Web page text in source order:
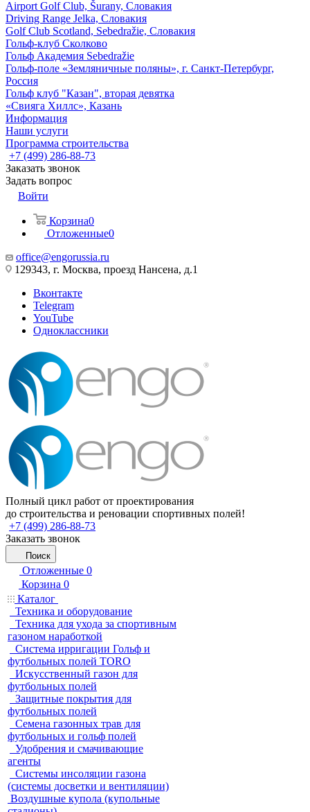
Airport Golf Club, Šurany, Словакия
Driving Range Jelka, Словакия
Golf Club Scotland, Sebedražie, Словакия
Гольф-клуб Сколково
Гольф Академия Sebedražie
Гольф-поле «Земляничные поляны», г. Санкт-Петербург,
Россия
Гольф клуб "Казан", вторая девятка
«Свияга Хиллс», Казань
Информация
Наши услуги
Программа строительства
+7 (499) 286-88-73
Заказать звонок
Задать вопрос
Войти
Корзина0
Отложенные0
office@engorussia.ru
129343, г. Москва, проезд Нансена, д.1
Вконтакте
Telegram
YouTube
Одноклассники
Полный цикл работ от проектирования
до строительства и реновации спортивных полей!
+7 (499) 286-88-73
Заказать звонок
Поиск
Отложенные 0
Корзина 0
Каталог
Техника и оборудование
Техника для ухода за спортивным
газоном наработкой
Система ирригации Гольф и
футбольных полей TORO
Искусственный газон для
футбольных полей
Защитные покрытия для
футбольных полей
Семена газонных трав для
футбольных и гольф полей
Удобрения и смачивающие
агенты
Системы инсоляции газона
(системы досветки и вентиляции)
Воздушные купола (купольные